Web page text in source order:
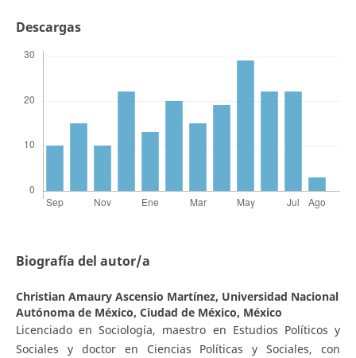
Descargas
Biografía del autor/a
Christian Amaury Ascensio Martínez, Universidad Nacional
Autónoma de México, Ciudad de México, México
Licenciado en Sociología, maestro en Estudios Políticos y
Sociales y doctor en Ciencias Políticas y Sociales, con